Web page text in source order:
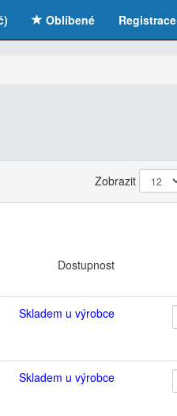
Registrace
Oblíbené
Zobrazit
Dostupnost
Skladem u výrobce
Skladem u výrobce